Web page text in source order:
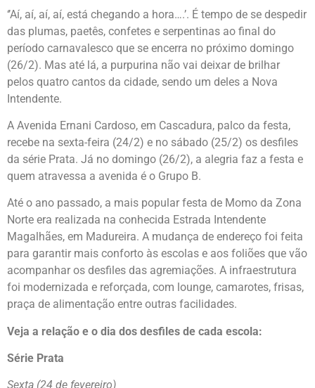
‘’Aí, aí, aí, aí, está chegando a hora….’. É tempo de se despedir
das plumas, paetês, confetes e serpentinas ao final do
período carnavalesco que se encerra no próximo domingo
(26/2). Mas até lá, a purpurina não vai deixar de brilhar
pelos quatro cantos da cidade, sendo um deles a Nova
Intendente.
A Avenida Ernani Cardoso, em Cascadura, palco da festa,
recebe na sexta-feira (24/2) e no sábado (25/2) os desfiles
da série Prata. Já no domingo (26/2), a alegria faz a festa e
quem atravessa a avenida é o Grupo B.
Até o ano passado, a mais popular festa de Momo da Zona
Norte era realizada na conhecida Estrada Intendente
Magalhães, em Madureira. A mudança de endereço foi feita
para garantir mais conforto às escolas e aos foliões que vão
acompanhar os desfiles das agremiações. A infraestrutura
foi modernizada e reforçada, com lounge, camarotes, frisas,
praça de alimentação entre outras facilidades.
Veja a relação e o dia dos desfiles de cada escola:
Série Prata
Sexta (24 de fevereiro)